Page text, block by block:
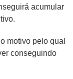
acumular
motivo pelo qual
conseguindo